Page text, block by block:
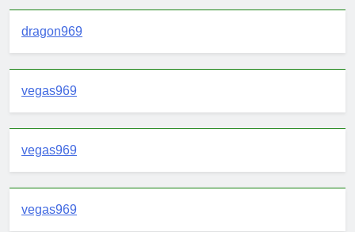
dragon969
vegas969
vegas969
vegas969